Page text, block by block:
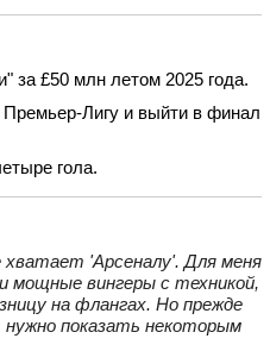
за £50 млн летом 2025 года.
и выйти в финал
гола.
хватает 'Арсеналу'. Для меня
мощные вингеры с техникой,
на флангах. Но прежде
нужно показать некоторым